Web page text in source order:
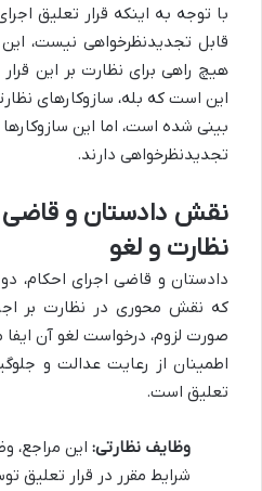
با توجه به اینکه قرار تعلیق
قابل تجدیدنظرخواهی نیست،
هیچ راهی برای نظارت بر این
این است که بله، سازوکارهای
بینی شده است، اما این
تجدیدنظرخواهی دارند.
نقش دادستان و قاضی
نظارت و لغو
دادستان و قاضی اجرای احکام،
که نقش محوری در نظارت بر
صورت لزوم، درخواست لغو آن
اطمینان از رعایت عدالت و
تعلیق است.
وظایف نظارتی: این مراجع،
شرایط مقرر در قرار تعلیق